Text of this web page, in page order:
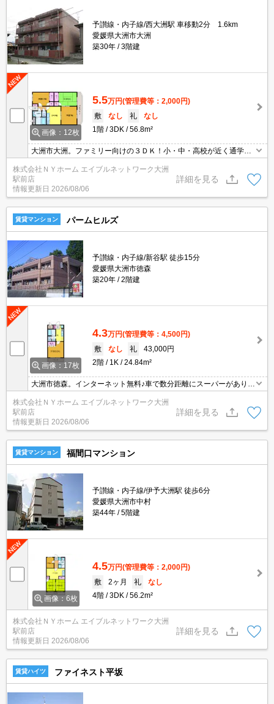
予讃線・内子線/西大洲駅 車移動2分 1.6km
愛媛県大洲市大洲
築30年
3階建
画像：12枚
5.5万円(管理費等：2,000円)
敷
なし 礼
なし
1階
3DK 56.8m²
大洲市大洲。ファミリー向けの３ＤＫ！小・中・高校が近く通学に
い！！
株式会社ＮＹホーム エイブルネットワーク大洲
駅前店
情報更新日 2026/08/06
詳細を見る
賃貸マンション パームヒルズ
予讃線・内子線/新谷駅 徒歩15分
愛媛県大洲市徳森
築20年
2階建
画像：17枚
4.3万円(管理費等：4,500円)
敷
なし 礼
43,000円
2階
1K 24.84m²
大洲市徳森。インターネット無料♪車で数分距離にスーパーがあり便
期費用御見積書などお気軽にお問い合わせください！！
株式会社ＮＹホーム エイブルネットワーク大洲
駅前店
情報更新日 2026/08/06
詳細を見る
賃貸マンション 福間口マンション
予讃線・内子線/伊予大洲駅 徒歩6分
愛媛県大洲市中村
築44年
5階建
画像：6枚
4.5万円(管理費等：2,000円)
敷
2ヶ月 礼
なし
4階
3DK 56.2m²
株式会社ＮＹホーム エイブルネットワーク大洲
駅前店
情報更新日 2026/08/06
詳細を見る
賃貸ハイツ ファイネスト平坂